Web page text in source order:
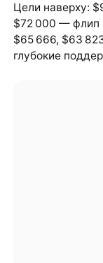
Цели наверху:
$72 000 — флип
$65 666, $63
глубокие